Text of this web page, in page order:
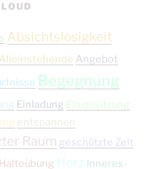
Absichtslosigkeit
Alleinstehende Angebot
Begegnung
Einladung Einzelsitzung
entspannen
Raum geschützte Zeit
Halteübung Herz Inneres-